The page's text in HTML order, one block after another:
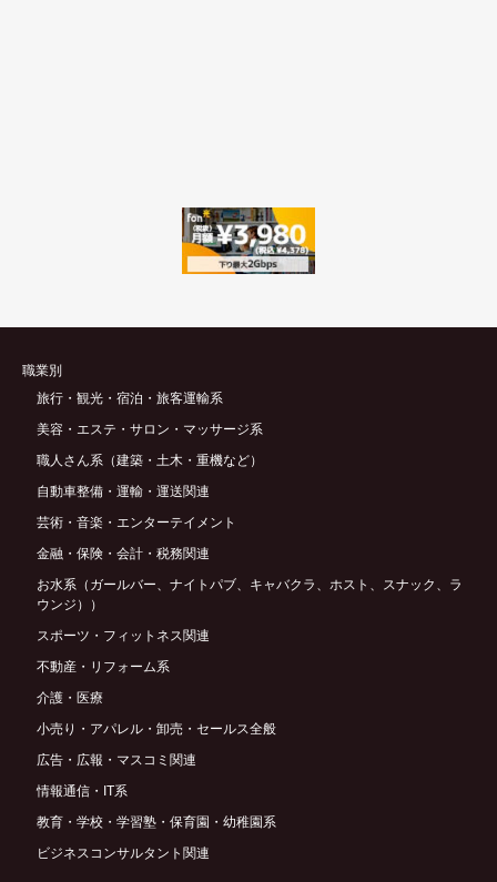
職業別
旅行・観光・宿泊・旅客運輸系
美容・エステ・サロン・マッサージ系
職人さん系（建築・土木・重機など）
自動車整備・運輸・運送関連
芸術・音楽・エンターテイメント
金融・保険・会計・税務関連
お水系（ガールバー、ナイトパブ、キャバクラ、ホスト、スナック、ラ
ウンジ））
スポーツ・フィットネス関連
不動産・リフォーム系
介護・医療
小売り・アパレル・卸売・セールス全般
広告・広報・マスコミ関連
情報通信・IT系
教育・学校・学習塾・保育園・幼稚園系
ビジネスコンサルタント関連